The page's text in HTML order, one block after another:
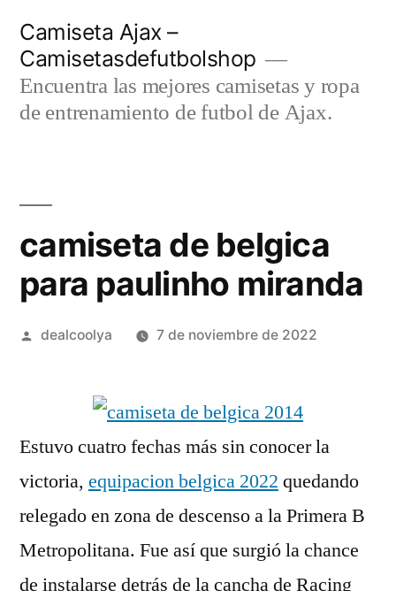
contenido
Camiseta Ajax –
Camisetasdefutbolshop
Encuentra las mejores camisetas y ropa
de entrenamiento de futbol de Ajax.
camiseta de belgica
para paulinho miranda
Publicado
dealcoolya 7 de noviembre de 2022
Estuvo cuatro fechas más sin conocer la
victoria, equipacion belgica 2022 quedando
relegado en zona de descenso a la Primera B
Metropolitana. Fue así que surgió la chance
de instalarse detrás de la cancha de Racing